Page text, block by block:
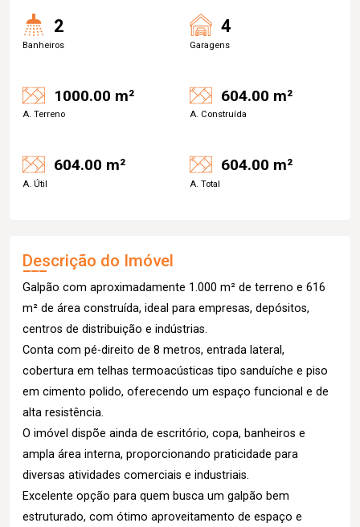
2
Banheiros
4
Garagens
1000.00 m²
A. Terreno
604.00 m²
A. Construída
604.00 m²
A. Útil
604.00 m²
A. Total
Descrição do Imóvel
Galpão com aproximadamente 1.000 m² de terreno e 616
m² de área construída, ideal para empresas, depósitos,
centros de distribuição e indústrias.
Conta com pé-direito de 8 metros, entrada lateral,
cobertura em telhas termoacústicas tipo sanduíche e piso
em cimento polido, oferecendo um espaço funcional e de
alta resistência.
O imóvel dispõe ainda de escritório, copa, banheiros e
ampla área interna, proporcionando praticidade para
diversas atividades comerciais e industriais.
Excelente opção para quem busca um galpão bem
estruturado, com ótimo aproveitamento de espaço e